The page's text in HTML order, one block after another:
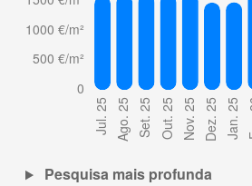
Pesquisa mais profunda